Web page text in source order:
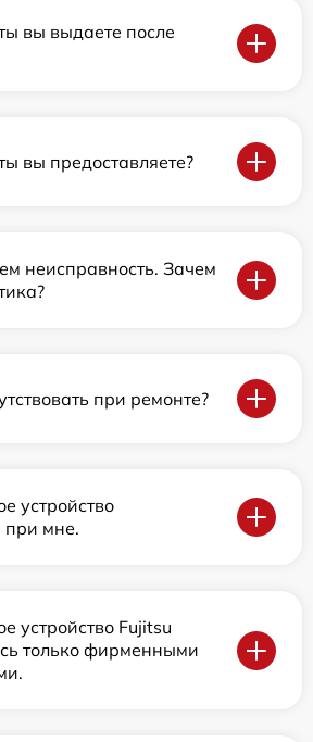
вы выдаете после
вы предоставляете?
неисправность. Зачем
при ремонте?
устройство
при мне.
устройство Fujitsu
только фирменными